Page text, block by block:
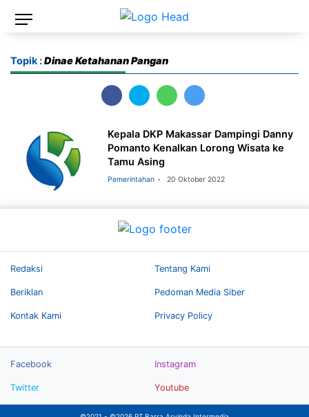
Topik :Dinae Ketahanan Pangan
Kepala DKP Makassar Dampingi Danny
Pomanto Kenalkan Lorong Wisata ke
Tamu Asing
Pemerintahan 20 Oktober 2022
Redaksi Tentang Kami
Beriklan Pedoman Media Siber
Kontak Kami Privacy Policy
Facebook Instagram
Twitter Youtube